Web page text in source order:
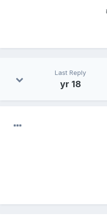
Last Reply
18 yr